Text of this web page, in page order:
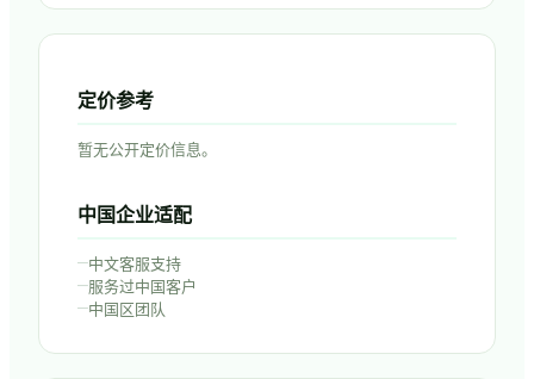
定价参考
暂无公开定价信息。
中国企业适配
–中文客服支持
–服务过中国客户
–中国区团队